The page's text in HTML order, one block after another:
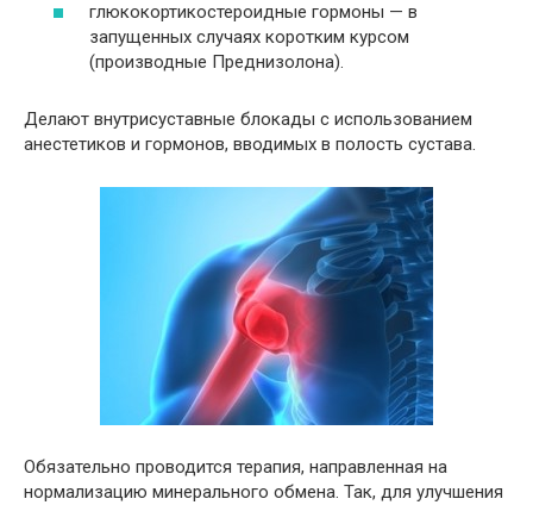
глюкокортикостероидные гормоны — в
запущенных случаях коротким курсом
(производные Преднизолона).
Делают внутрисуставные блокады с использованием
анестетиков и гормонов, вводимых в полость сустава.
Обязательно проводится терапия, направленная на
нормализацию минерального обмена. Так, для улучшения